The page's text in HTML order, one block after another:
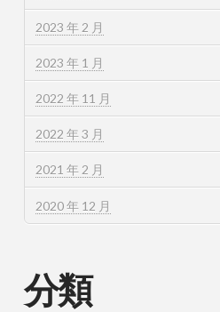
2023 年 2 月
2023 年 1 月
2022 年 11 月
2022 年 3 月
2021 年 2 月
2020 年 12 月
分類